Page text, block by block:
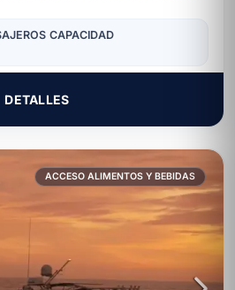
CAPACIDAD
DETALLES
ACCESO ALIMENTOS Y BEBIDAS